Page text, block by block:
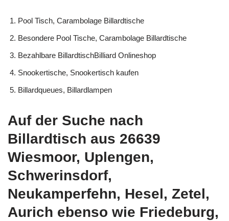
Pool Tisch, Carambolage Billardtische
Besondere Pool Tische, Carambolage Billardtische
Bezahlbare BillardtischBilliard Onlineshop
Snookertische, Snookertisch kaufen
Billardqueues, Billardlampen
Auf der Suche nach
Billardtisch aus 26639
Wiesmoor, Uplengen,
Schwerinsdorf,
Neukamperfehn, Hesel, Zetel,
Aurich ebenso wie Friedeburg,